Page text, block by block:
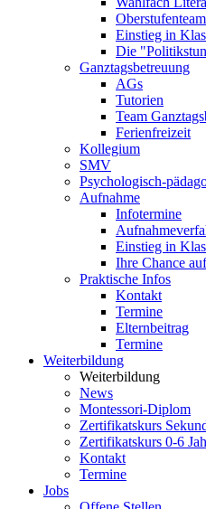
Oberstufenteam
Einstieg in
Die
Ganztagsbetreuung
AGs
Tutorien
Team
Ferienfreizeit
Kollegium
SMV
Psychologisch-
Aufnahme
Infotermine
Einstieg in
Ihre Chance
Praktische Infos
Kontakt
Termine
Elternbeitrag
Termine
Weiterbildung
Weiterbildung
News
Montessori-Diplom
Zertifikatskurs
Zertifikatskurs 0-6
Kontakt
Termine
Jobs